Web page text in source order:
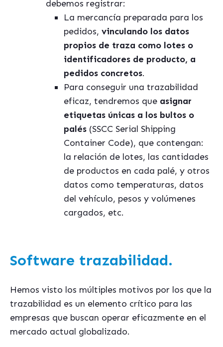
debemos registrar:
La mercancía preparada para los
pedidos, vinculando los datos
propios de traza como lotes o
identificadores de producto, a
pedidos concretos.
Para conseguir una trazabilidad
eficaz, tendremos que asignar
etiquetas únicas a los bultos o
palés (SSCC Serial Shipping
Container Code), que contengan:
la relación de lotes, las cantidades
de productos en cada palé, y otros
datos como temperaturas, datos
del vehículo, pesos y volúmenes
cargados, etc.
Software trazabilidad.
Hemos visto los múltiples motivos por los que la
trazabilidad es un elemento crítico para las
empresas que buscan operar eficazmente en el
mercado actual globalizado.